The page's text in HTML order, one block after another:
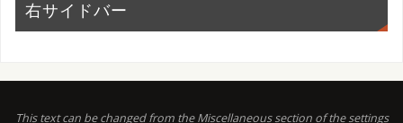
右サイドバー
This text can be changed from the Miscellaneous section of the settings